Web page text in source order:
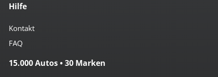
Hilfe
Kontakt
FAQ
15.000 Autos • 30 Marken